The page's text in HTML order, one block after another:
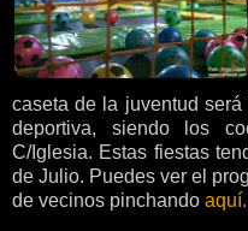
caseta de la juventud
deportiva, siendo los
C/Iglesia. Estas fiestas
de Julio. Puedes ver el
de vecinos pinchando aquí.